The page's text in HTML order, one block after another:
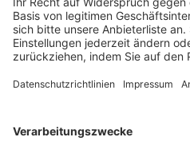
Login SpielPlus
FOLGE DEM BFV